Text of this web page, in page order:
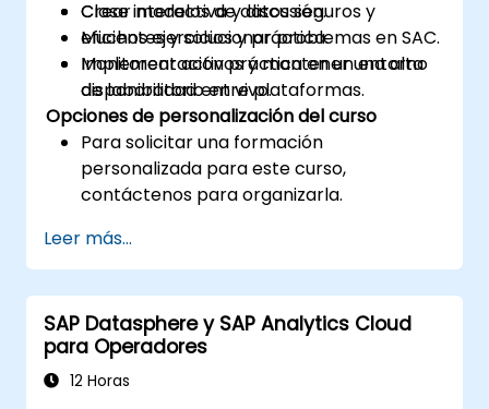
Crear modelos de datos seguros y
eficientes y solucionar problemas en SAC.
Monitorear activos y mantener una alta
disponibilidad entre plataformas.
Clase interactiva y discusión.
Muchos ejercicios y práctica.
Implementación práctica en un entorno
de laboratorio en vivo.
Opciones de personalización del curso
Para solicitar una formación
personalizada para este curso,
contáctenos para organizarla.
Leer más...
SAP Datasphere y SAP Analytics Cloud
para Operadores
12 Horas